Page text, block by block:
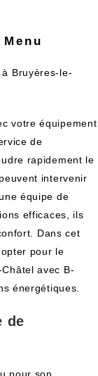
Menu
Bruyères-le-
votre équipement
de
rapidement le
intervenir
équipe de
efficaces, ils
Dans cet
pour le
avec B-
énergétiques.
de